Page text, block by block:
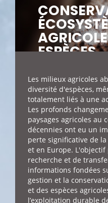
ESPÈCES
Les milieux agricoles
diversité d'espèces,
totalement liés à une
Les profonds
paysages agricoles au
décennies ont eu un
perte significative de
et en Europe.
recherche et de
informations fondées
gestion et la
et des espèces
l’exploitation durable